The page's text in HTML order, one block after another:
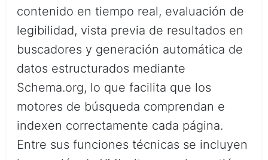
contenido en tiempo real, evaluación de
legibilidad, vista previa de resultados en
buscadores y generación automática de
datos estructurados mediante
Schema.org, lo que facilita que los
motores de búsqueda comprendan e
indexen correctamente cada página.
Entre sus funciones técnicas se incluyen